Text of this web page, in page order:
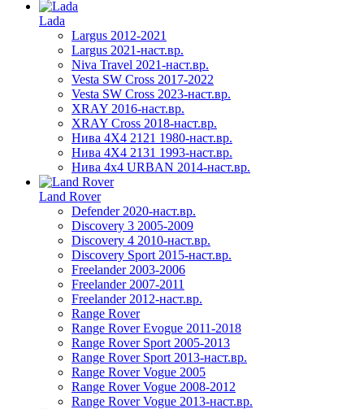
Lada
Largus 2012-2021
Largus 2021-наст.вр.
Niva Travel 2021-наст.вр.
Vesta SW Cross 2017-2022
Vesta SW Cross 2023-наст.вр.
XRAY 2016-наст.вр.
XRAY Cross 2018-наст.вр.
Нива 4X4 2121 1980-наст.вр.
Нива 4X4 2131 1993-наст.вр.
Нива 4х4 URBAN 2014-наст.вр.
Land Rover
Defender 2020-наст.вр.
Discovery 3 2005-2009
Discovery 4 2010-наст.вр.
Discovery Sport 2015-наст.вр.
Freelander 2003-2006
Freelander 2007-2011
Freelander 2012-наст.вр.
Range Rover
Range Rover Evogue 2011-2018
Range Rover Sport 2005-2013
Range Rover Sport 2013-наст.вр.
Range Rover Vogue 2005
Range Rover Vogue 2008-2012
Range Rover Vogue 2013-наст.вр.